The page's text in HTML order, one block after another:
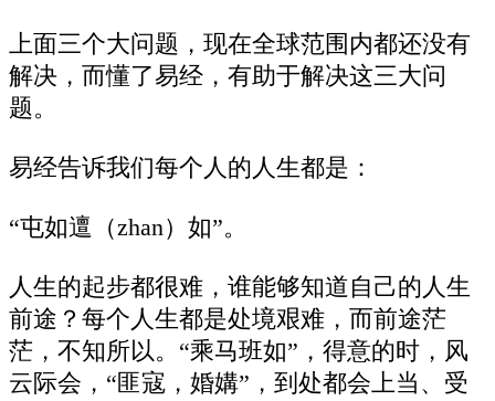
上面三个大问题，现在全球范围内都还没有
解决，而懂了易经，有助于解决这三大问
题。
易经告诉我们每个人的人生都是：
“屯如邅（zhan）如”。
人生的起步都很难，谁能够知道自己的人生
前途？每个人生都是处境艰难，而前途茫
茫，不知所以。“乘马班如”，得意的时，风
云际会，“匪寇，婚媾”，到处都会上当、受